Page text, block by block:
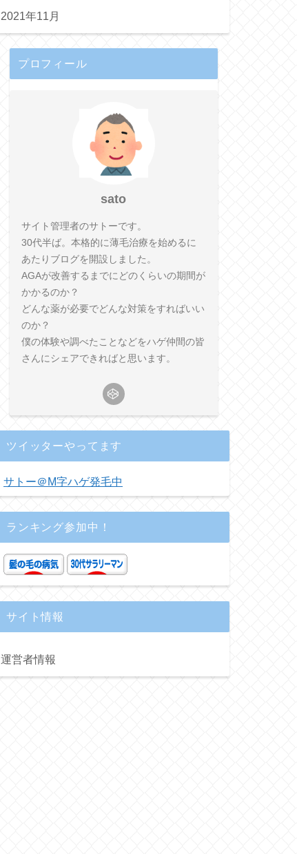
2021年11月
プロフィール
sato
サイト管理者のサトーです。
30代半ば。本格的に薄毛治療を始めるに
あたりブログを開設しました。
AGAが改善するまでにどのくらいの期間が
かかるのか？
どんな薬が必要でどんな対策をすればいい
のか？
僕の体験や調べたことなどをハゲ仲間の皆
さんにシェアできればと思います。
ツイッターやってます
サトー＠M字ハゲ発毛中
ランキング参加中！
サイト情報
運営者情報